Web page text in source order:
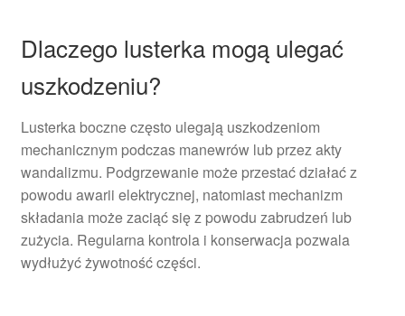
Dlaczego lusterka mogą ulegać
uszkodzeniu?
Lusterka boczne często ulegają uszkodzeniom
mechanicznym podczas manewrów lub przez akty
wandalizmu. Podgrzewanie może przestać działać z
powodu awarii elektrycznej, natomiast mechanizm
składania może zaciąć się z powodu zabrudzeń lub
zużycia. Regularna kontrola i konserwacja pozwala
wydłużyć żywotność części.